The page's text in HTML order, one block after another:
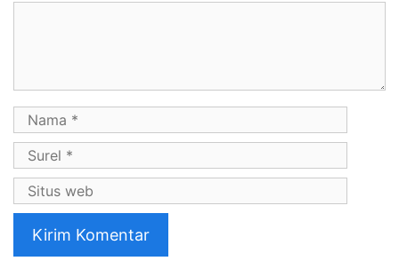
Nama
Surel
Situs
web